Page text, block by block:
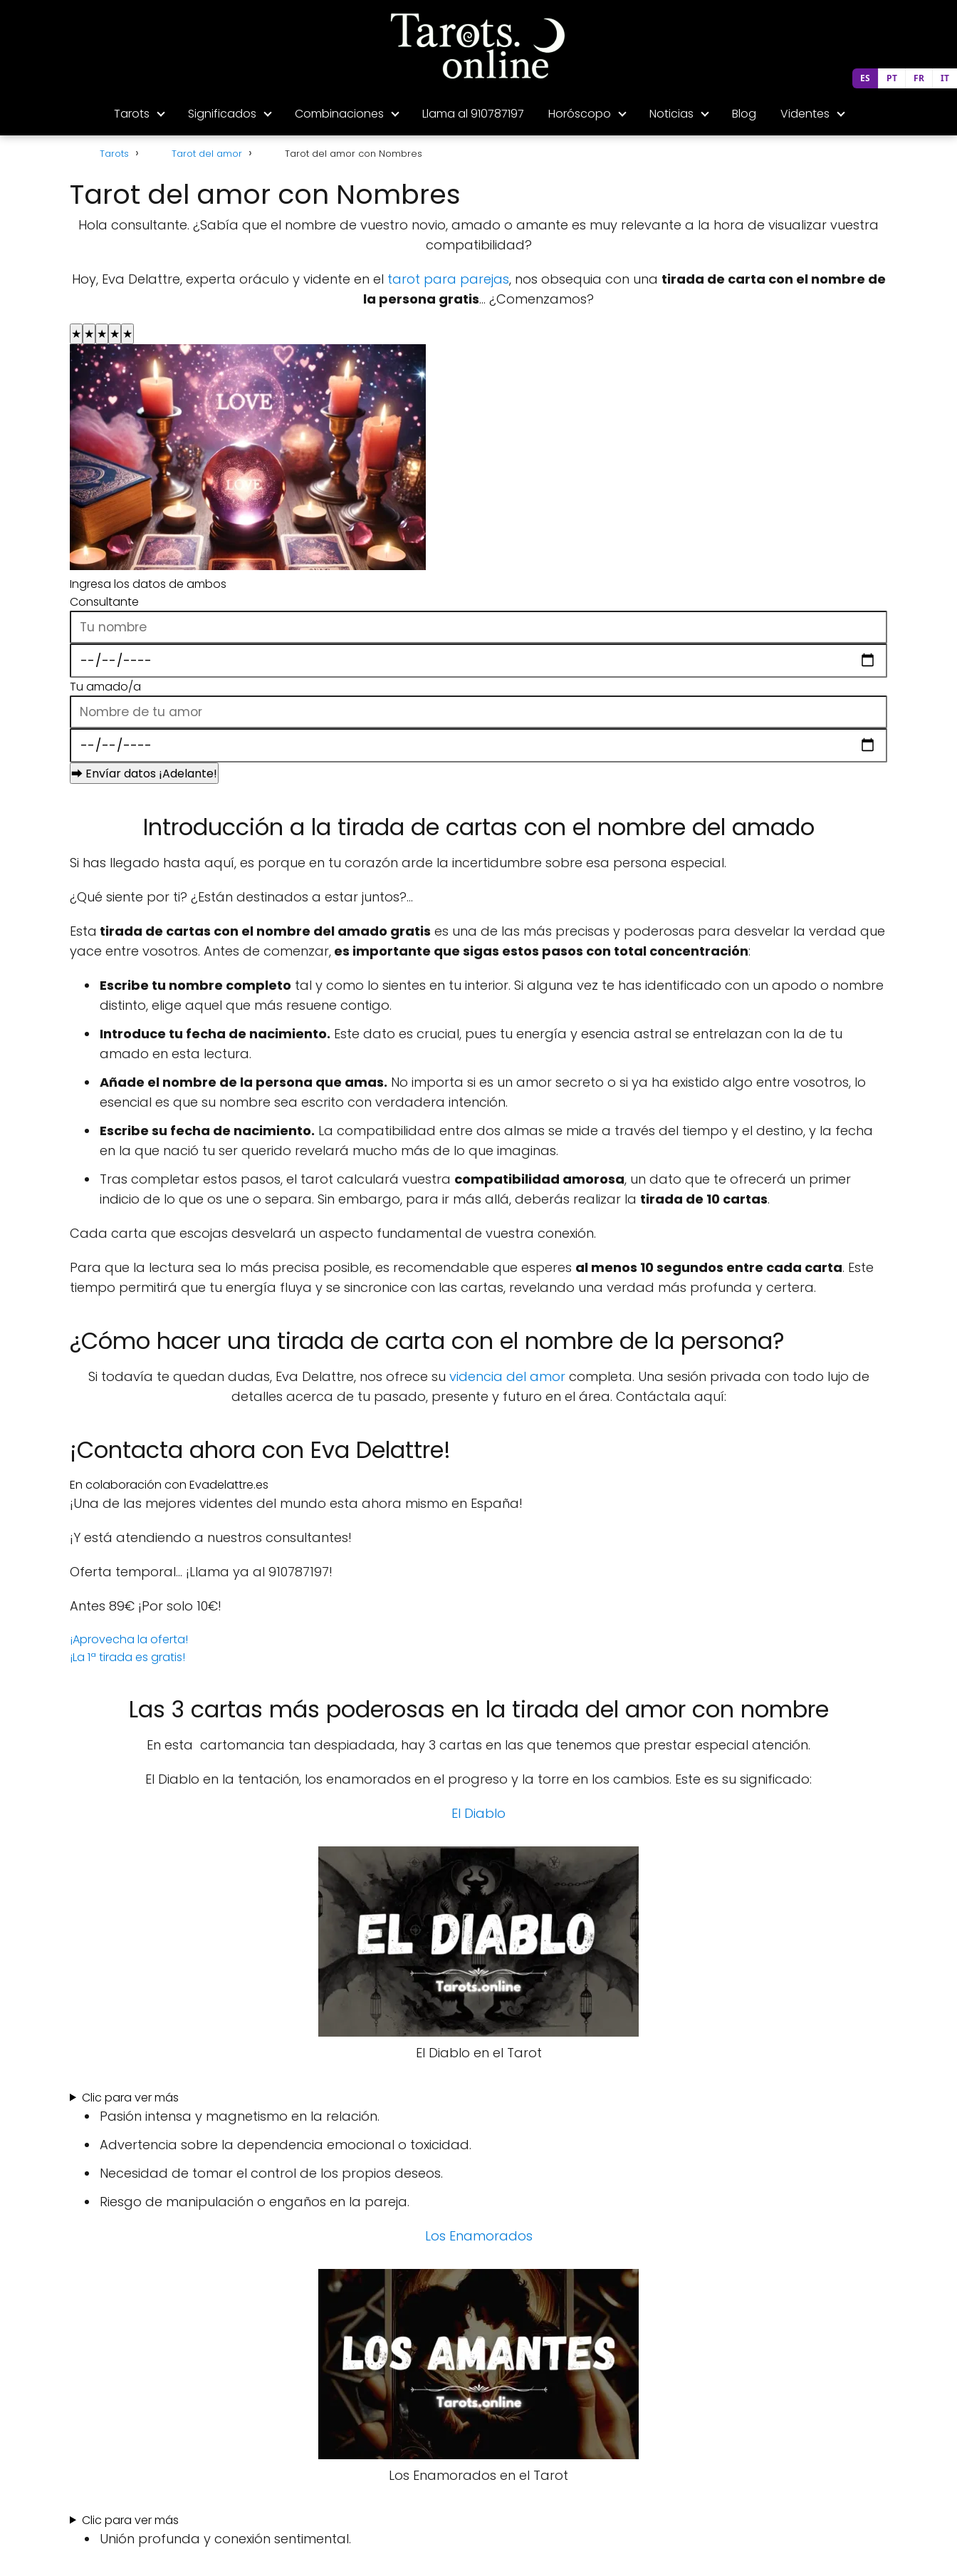
Tarots Significados Combinaciones Llama al 910787197 Horóscopo Noticias Blog Videntes
Tarots Tarot del amor Tarot del amor con Nombres
Tarot del amor con Nombres
Hola consultante. ¿Sabía que el nombre de vuestro novio, amado o amante es muy relevante a la hora de visualizar vuestra
compatibilidad?
Hoy, Eva Delattre, experta oráculo y vidente en el tarot para parejas, nos obsequia con una tirada de carta con el nombre de
la persona gratis... ¿Comenzamos?
★ ★ ★ ★ ★
Ingresa los datos de ambos
Consultante
Tu amado/a
⮕ Envíar datos ¡Adelante!
Introducción a la tirada de cartas con el nombre del amado
Si has llegado hasta aquí, es porque en tu corazón arde la incertidumbre sobre esa persona especial.
¿Qué siente por ti? ¿Están destinados a estar juntos?...
Esta tirada de cartas con el nombre del amado gratis es una de las más precisas y poderosas para desvelar la verdad que
yace entre vosotros. Antes de comenzar, es importante que sigas estos pasos con total concentración:
Escribe tu nombre completo tal y como lo sientes en tu interior. Si alguna vez te has identificado con un apodo o nombre
distinto, elige aquel que más resuene contigo.
Introduce tu fecha de nacimiento. Este dato es crucial, pues tu energía y esencia astral se entrelazan con la de tu
amado en esta lectura.
Añade el nombre de la persona que amas. No importa si es un amor secreto o si ya ha existido algo entre vosotros, lo
esencial es que su nombre sea escrito con verdadera intención.
Escribe su fecha de nacimiento. La compatibilidad entre dos almas se mide a través del tiempo y el destino, y la fecha
en la que nació tu ser querido revelará mucho más de lo que imaginas.
Tras completar estos pasos, el tarot calculará vuestra compatibilidad amorosa, un dato que te ofrecerá un primer
indicio de lo que os une o separa. Sin embargo, para ir más allá, deberás realizar la tirada de 10 cartas.
Cada carta que escojas desvelará un aspecto fundamental de vuestra conexión.
Para que la lectura sea lo más precisa posible, es recomendable que esperes al menos 10 segundos entre cada carta. Este
tiempo permitirá que tu energía fluya y se sincronice con las cartas, revelando una verdad más profunda y certera.
¿Cómo hacer una tirada de carta con el nombre de la persona?
Si todavía te quedan dudas, Eva Delattre, nos ofrece su videncia del amorcompleta. Una sesión privada con todo lujo de
detalles acerca de tu pasado, presente y futuro en el área. Contáctala aquí:
¡Contacta ahora con Eva Delattre!
En colaboración con Evadelattre.es
¡Una de las mejores videntes del mundo esta ahora mismo en España!
¡Y está atendiendo a nuestros consultantes!
Oferta temporal… ¡Llama ya al 910787197!
Antes 89€ ¡Por solo 10€!
¡Aprovecha la oferta!
¡La 1ª tirada es gratis!
Las 3 cartas más poderosas en la tirada del amor con nombre
En esta cartomancia tan despiadada, hay 3 cartas en las que tenemos que prestar especial atención.
El Diablo en la tentación, los enamorados en el progreso y la torre en los cambios. Este es su significado:
El Diablo
El Diablo en el Tarot
Clic para ver más
Pasión intensa y magnetismo en la relación.
Advertencia sobre la dependencia emocional o toxicidad.
Necesidad de tomar el control de los propios deseos.
Riesgo de manipulación o engaños en la pareja.
Los Enamorados
Los Enamorados en el Tarot
Clic para ver más
Unión profunda y conexión sentimental.
ES PT FR IT